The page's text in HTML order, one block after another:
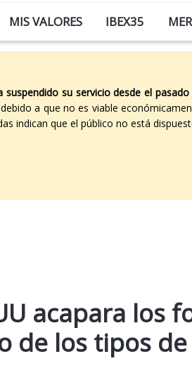
MIS VALORES IBEX35
suspendido su servicio desde el
a que no es viable
indican que el público no está
acapara los
de los tipos